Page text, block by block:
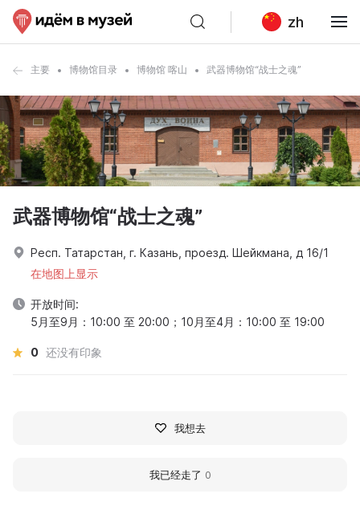
zh
主要 博物馆目录 博物馆 喀山 武器博物馆“战士之魂”
武器博物馆“战士之魂”
Респ. Татарстан, г. Казань, проезд. Шейкмана, д 16/1
在地图上显示
开放时间:
5月至9月：10:00 至 20:00；10月至4月：10:00 至 19:00
0 还没有印象
我想去
我已经走了 0